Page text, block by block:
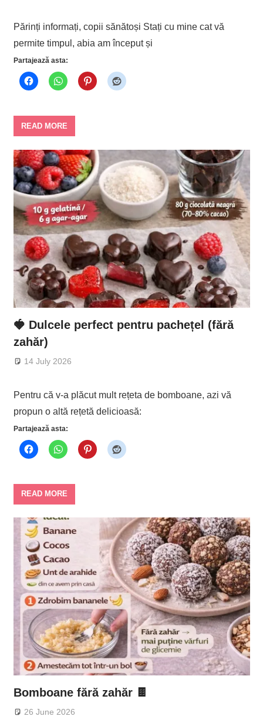
Părinți informați, copii sănătoși Stați cu mine cat vă
permite timpul, abia am început și
Partajează asta:
READ MORE
🍓 Dulcele perfect pentru pachețel (fără
zahăr)
14 July 2026
Pentru că v-a plăcut mult rețeta de bomboane, azi vă
propun o altă rețetă delicioasă:
Partajează asta:
READ MORE
Bomboane fără zahăr 🍫
26 June 2026